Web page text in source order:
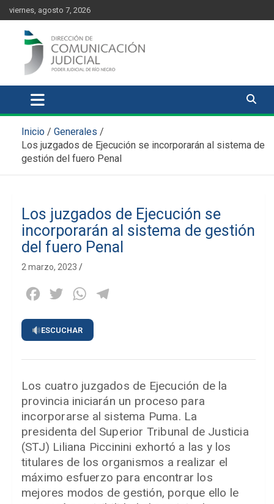
content
Skip
to
content
viernes, agosto 7, 2026
Comunicación Judicial
Inicio
Generales
Los juzgados de Ejecución se incorporarán al sistema de
gestión del fuero Penal
Los juzgados de Ejecución se
incorporarán al sistema de gestión
del fuero Penal
2 marzo, 2023
Facebook
Twitter WhatsApp
ESCUCHAR
Los cuatro juzgados de Ejecución de la
provincia iniciarán un proceso para
incorporarse al sistema Puma. La
presidenta del Superior Tribunal de Justicia
(STJ) Liliana Piccinini exhortó a las y los
titulares de los organismos a realizar el
máximo esfuerzo para encontrar los
mejores modos de gestión, porque ello le